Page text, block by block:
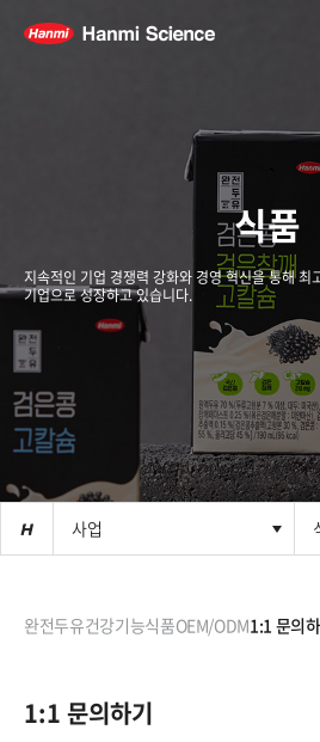
사업
식품
지속적인 기업 경쟁력 강화와 경영 혁신을 통해 최
기업으로 성장하고 있습니다.
사업
완전두유건강기능식품OEM/ODM1:1 문의
1:1 문의하기